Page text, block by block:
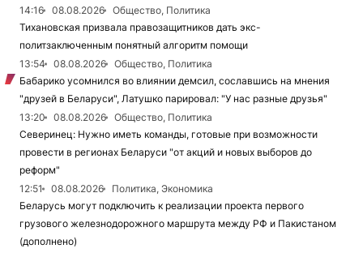
14:16
08.08.2026
Общество, Политика
Тихановская призвала правозащитников дать экс-
политзаключенным понятный алгоритм помощи
13:54
08.08.2026
Общество, Политика
Бабарико усомнился во влиянии демсил, сославшись на мнения
"друзей в Беларуси", Латушко парировал: "У нас разные друзья"
13:20
08.08.2026
Общество, Политика
Северинец: Нужно иметь команды, готовые при возможности
провести в регионах Беларуси "от акций и новых выборов до
реформ"
12:51
08.08.2026
Политика, Экономика
Беларусь могут подключить к реализации проекта первого
грузового железнодорожного маршрута между РФ и Пакистаном
(дополнено)